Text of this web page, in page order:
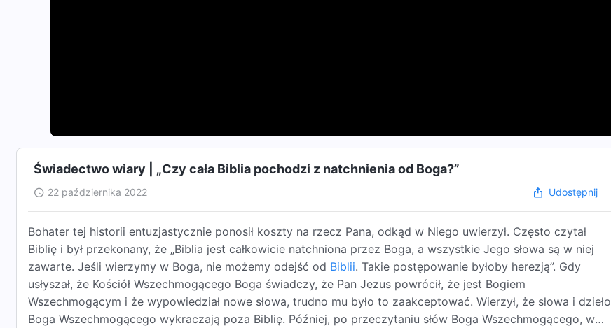
Świadectwo wiary | „Czy cała Biblia pochodzi z natchnienia od Boga?”
22 października 2022 Udostępnij
Bohater tej historii entuzjastycznie ponosił koszty na rzecz Pana, odkąd w Niego uwierzył. Często czytał
Biblię i był przekonany, że „Biblia jest całkowicie natchniona przez Boga, a wszystkie Jego słowa są w niej
zawarte. Jeśli wierzymy w Boga, nie możemy odejść od Biblii. Takie postępowanie byłoby herezją”. Gdy
usłyszał, że Kościół Wszechmogącego Boga świadczy, że Pan Jezus powrócił, że jest Bogiem
Wszechmogącym i że wypowiedział nowe słowa, trudno mu było to zaakceptować. Wierzył, że słowa i dzieło
Boga Wszechmogącego wykraczają poza Biblię. Później, po przeczytaniu słów Boga Wszechmogącego, w